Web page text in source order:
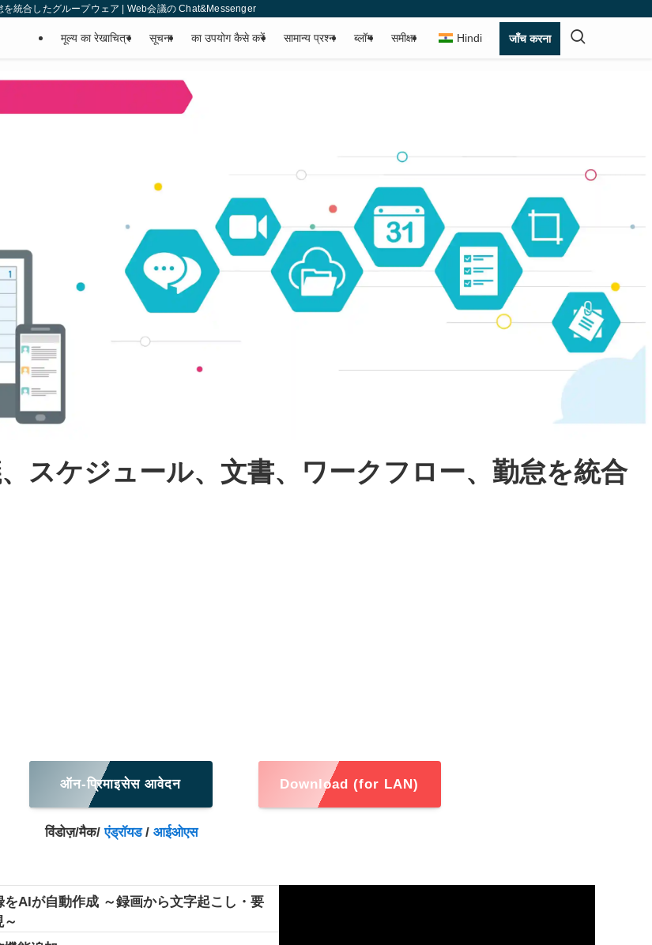
統合したグループウェア | Web会議の Chat&Messenger
मूल्य का रेखाचित्र सूचना का उपयोग कैसे करें सामान्य प्रश्न ब्लॉग समीक्षा Hindi जाँच करना
スケジュール、文書、ワークフロー、勤怠を統合
ऑन-प्रिमाइसेस आवेदन Download (for LAN)
विंडोज़/मैक/एंड्रॉयड/ आईओएस
をAIが自動作成 ～録画から文字起こし・要